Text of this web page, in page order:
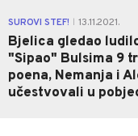
SUROVI STEF! 13.11.2021.
Bjelica gledao
"Sipao" Bulsima 9
poena, Nemanja i
učestvovali u